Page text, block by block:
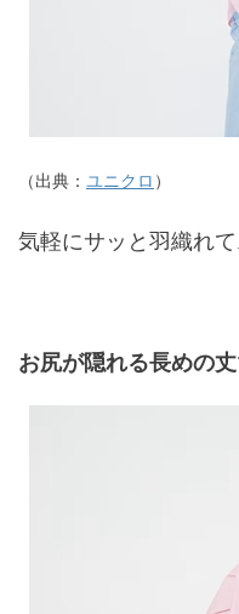
（出典： ユニクロ ）
気軽にサッと羽織れて
お尻が隠れる長めの丈